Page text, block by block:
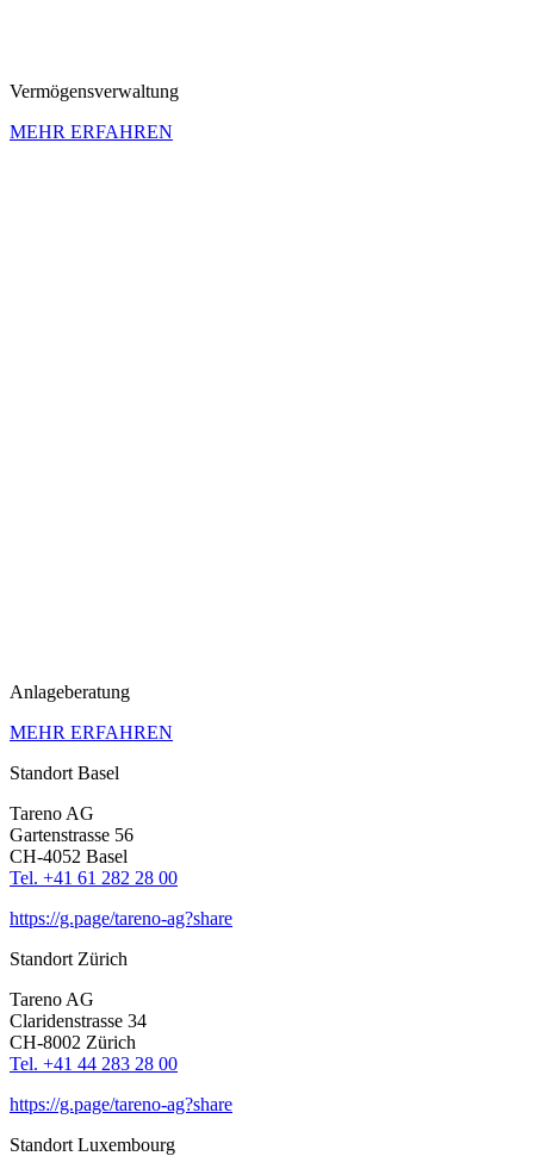
Vermö­gens­ver­wal­tung
MEHR ERFAHREN
Anlage­be­ra­tung
MEHR ERFAHREN
Standort Basel
Tareno AG
Garten­strasse 56
CH-4052 Basel
Tel. +41 61 282 28 00
https://g.page/tareno-ag?share
Standort Zürich
Tareno AG
Clari­den­strasse 34
CH-8002 Zürich
Tel. +41 44 283 28 00
https://g.page/tareno-ag?share
Standort Luxem­bourg